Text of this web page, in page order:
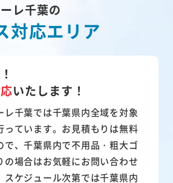
レ千葉の
対応エリア
いたします！
レ千葉では千葉県内全域を対象
っています。お見積もりは無料
で、千葉県内で不用品・粗大ゴ
の場合はお気軽にお問い合わせ
スケジュール次第では千葉県内